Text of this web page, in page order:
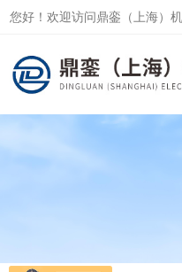
您好！欢迎访问鼎銮（上海）